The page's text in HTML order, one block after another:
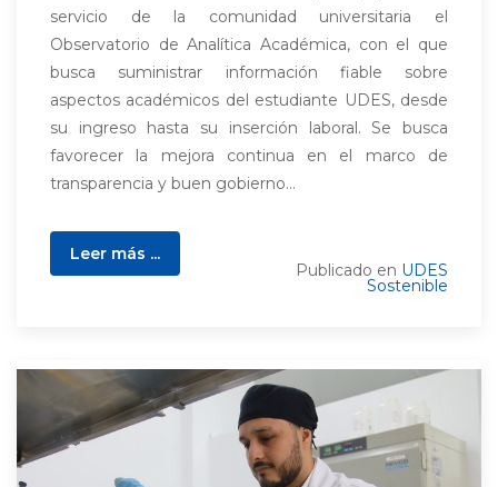
servicio de la comunidad universitaria el
Observatorio de Analítica Académica, con el que
busca suministrar información fiable sobre
aspectos académicos del estudiante UDES, desde
su ingreso hasta su inserción laboral. Se busca
favorecer la mejora continua en el marco de
transparencia y buen gobierno...
Leer más ...
Publicado en UDES
Sostenible